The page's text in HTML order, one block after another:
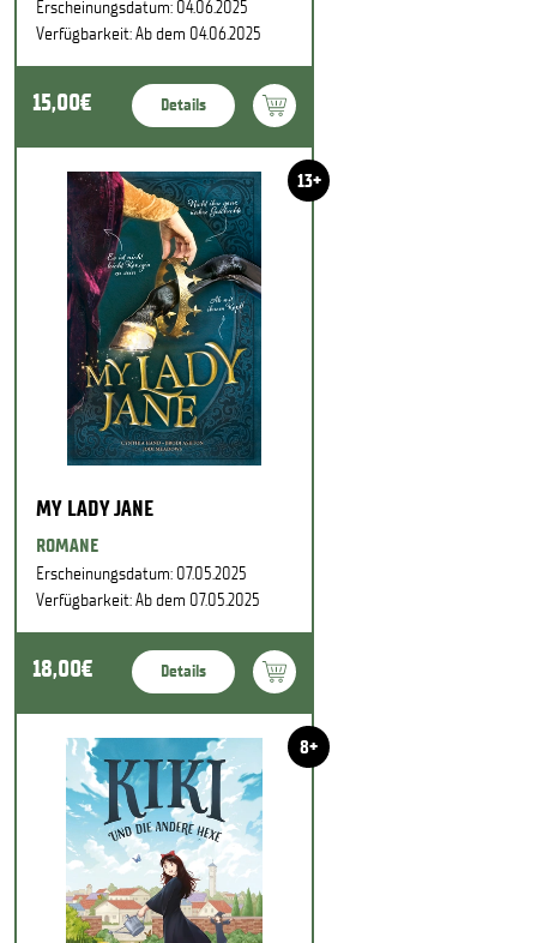
Erscheinungsdatum: 04.06.2025
Verfügbarkeit: Ab dem 04.06.2025
15,00€ Details
13+
MY LADY JANE
ROMANE
Erscheinungsdatum: 07.05.2025
Verfügbarkeit: Ab dem 07.05.2025
18,00€ Details
8+